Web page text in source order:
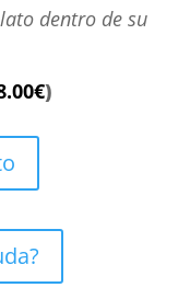
dentro de su
€)